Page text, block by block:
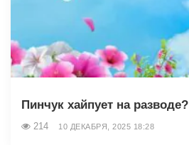
Пинчук хайпует на разводе?
214 10 ДЕКАБРЯ, 2025 18:28